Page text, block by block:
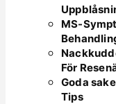
MS-
För
Goda
Tips